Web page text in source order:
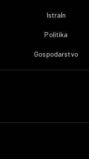
IstraIn
Politika
Gospodarstvo